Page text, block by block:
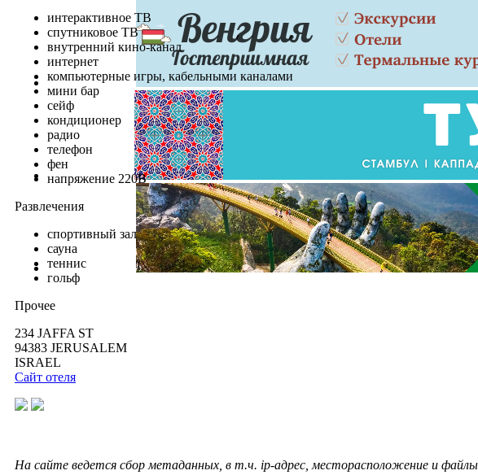
интерактивное ТВ
спутниковое ТВ
внутренний кино-канал
интернет
компьютерные игры, кабельными каналами
мини бар
сейф
кондиционер
радио
телефон
фен
напряжение 220В
Развлечения
спортивный зал
сауна
теннис
гольф
Прочее
234 JAFFA ST
94383 JERUSALEM
ISRAEL
Сайт отеля
На сайте ведется сбор метаданных, в т.ч. ip-адрес, месторасположение и